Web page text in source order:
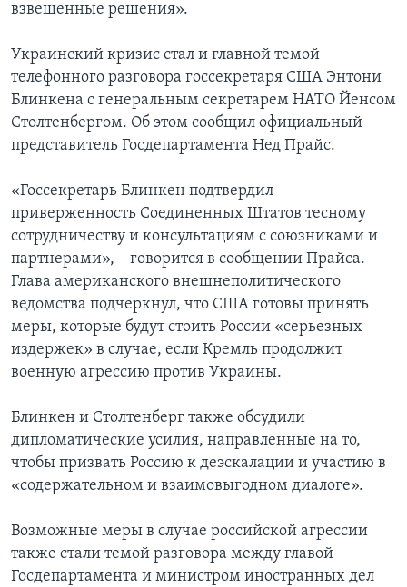
взвешенные решения».
Украинский кризис стал и главной темой
телефонного разговора госсекретаря США Энтони
Блинкена с генеральным секретарем НАТО Йенсом
Столтенбергом. Об этом сообщил официальный
представитель Госдепартамента Нед Прайс.
«Госсекретарь Блинкен подтвердил
приверженность Соединенных Штатов тесному
сотрудничеству и консультациям с союзниками и
партнерами», – говорится в сообщении Прайса.
Глава американского внешнеполитического
ведомства подчеркнул, что США готовы принять
меры, которые будут стоить России «серьезных
издержек» в случае, если Кремль продолжит
военную агрессию против Украины.
Блинкен и Столтенберг также обсудили
дипломатические усилия, направленные на то,
чтобы призвать Россию к деэскалации и участию в
«содержательном и взаимовыгодном диалоге».
Возможные меры в случае российской агрессии
также стали темой разговора между главой
Госдепартамента и министром иностранных дел